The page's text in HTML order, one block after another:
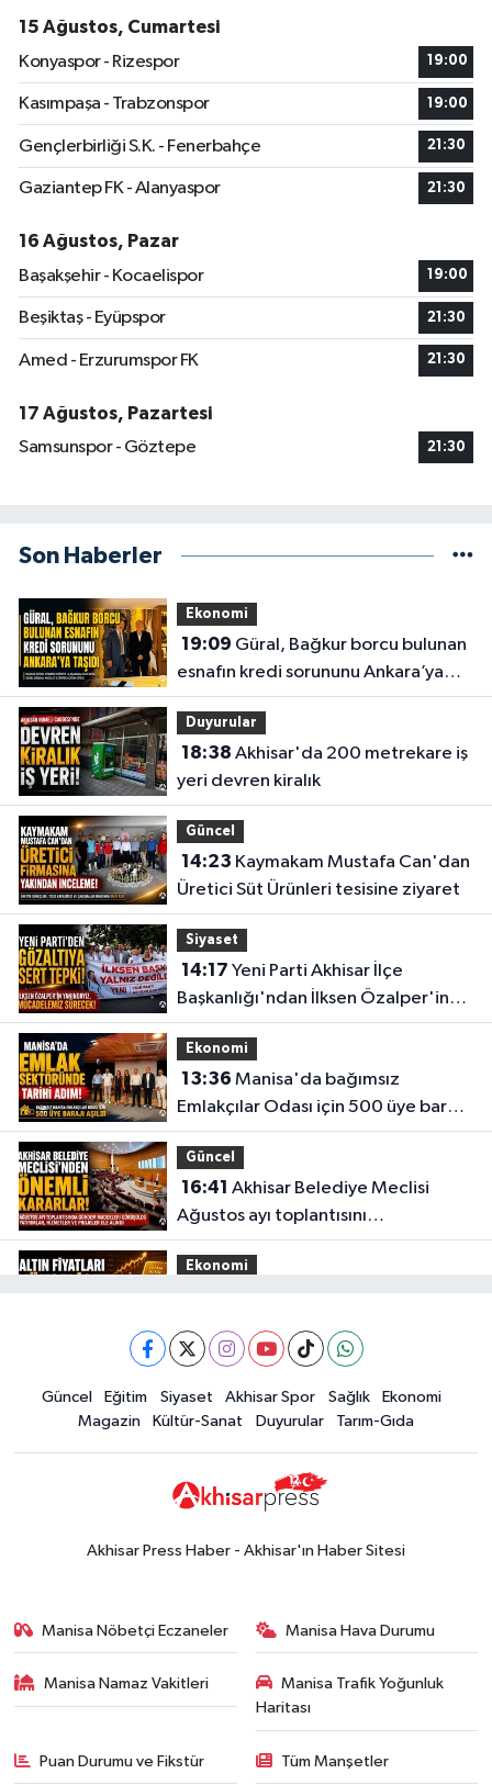
15 Ağustos, Cumartesi
Konyaspor - Rizespor
19:00
Kasımpaşa - Trabzonspor 19:00
Gençlerbirliği S.K. - Fenerbahçe 21:30
Gaziantep FK - Alanyaspor 21:30
16 Ağustos, Pazar
Başakşehir - Kocaelispor
19:00
Beşiktaş - Eyüpspor 21:30
Amed - Erzurumspor FK 21:30
17 Ağustos, Pazartesi
Samsunspor - Göztepe
21:30
Son Haberler
Ekonomi
19:09
esnafın kredi sorununu Ankara’ya
taşıdı
Duyurular
18:38
yeri devren kiralık
Güncel
14:23
Üretici Süt Ürünleri tesisine ziyaret
Siyaset
14:17
Başkanlığı'ndan İlksen Özalper'in
gözaltına alınmasına tepki
Ekonomi
13:36
Emlakçılar Odası için 500 üye barajı
aşıldı
Güncel
16:41
Ağustos ayı toplantısını
gerçekleştirdi
Ekonomi
15:02Akhisar'da sıcak hava etkisini
sürdürüyor! İşte 5 günlük hava
Güncel
14:53
Çanakkale'nin tarihini yerinde
Güncel Eğitim Siyaset Akhisar Spor Sağlık
Ekonomi
Magazin
Kültür-Sanat Duyurular Tarım-Gıda
Akhisar Press Haber - Akhisar'ın Haber Sitesi
Manisa Nöbetçi Eczaneler Manisa Hava Durumu
Manisa Namaz Vakitleri
Manisa Trafik Yoğunluk
Haritası
Puan Durumu ve Fikstür Tüm Manşetler